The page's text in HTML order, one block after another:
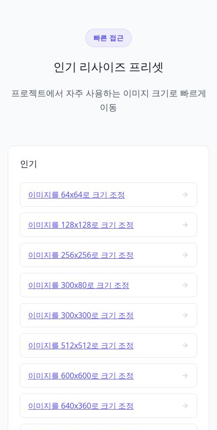
빠른 접근
인기 리사이즈 프리셋
프로젝트에서 자주 사용하는 이미지 크기로 빠르게
이동
인기
이미지를 64x64로 크기 조정
이미지를 128x128로 크기 조정
이미지를 256x256로 크기 조정
이미지를 300x80로 크기 조정
이미지를 300x300로 크기 조정
이미지를 512x512로 크기 조정
이미지를 600x600로 크기 조정
이미지를 640x360로 크기 조정